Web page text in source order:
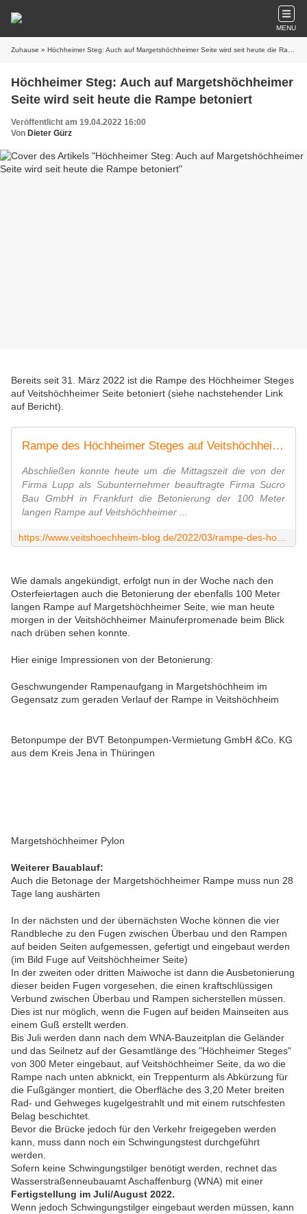
MENU
Zuhause » Höchheimer Steg: Auch auf Margetshöchheimer Seite wird seit heute die Rampe betoniert
Höchheimer Steg: Auch auf Margetshöchheimer
Seite wird seit heute die Rampe betoniert
Veröffentlicht am 19.04.2022 16:00
Von Dieter Gürz
Bereits seit 31. März 2022 ist die Rampe des Höchheimer Steges
auf Veitshöchheimer Seite betoniert (siehe nachstehender Link
auf Bericht).
Rampe des Höchheimer Steges auf Veitshöchheimer Seite betoniert - Verkehrsfreigabe im Juli/August 2022 geplant, wenn es gut läuft - Veitshöchheim News
Abschließen konnte heute um die Mittagszeit die von der
Firma Lupp als Subunternehmer beauftragte Firma Sucro
Bau GmbH in Frankfurt die Betonierung der 100 Meter
langen Rampe auf Veitshöchheimer ...
Wie damals angekündigt, erfolgt nun in der Woche nach den
Osterfeiertagen auch die Betonierung der ebenfalls 100 Meter
langen Rampe auf Margetshöchheimer Seite, wie man heute
morgen in der Veitshöchheimer Mainuferpromenade beim Blick
nach drüben sehen konnte.
Hier einige Impressionen von der Betonierung:
Geschwungender Rampenaufgang in Margetshöchheim im
Gegensatz zum geraden Verlauf der Rampe in Veitshöchheim
Betonpumpe der BVT Betonpumpen-Vermietung GmbH &Co. KG
aus dem Kreis Jena in Thüringen
Margetshöchheimer Pylon
Weiterer Bauablauf:
Auch die Betonage der Margetshöchheimer Rampe muss nun 28
Tage lang aushärten
In der nächsten und der übernächsten Woche können die vier
Randbleche zu den Fugen zwischen Überbau und den Rampen
auf beiden Seiten aufgemessen, gefertigt und eingebaut werden
(im Bild Fuge auf Veitshöchheimer Seite)
In der zweiten oder dritten Maiwoche ist dann die Ausbetonierung
dieser beiden Fugen vorgesehen, die einen kraftschlüssigen
Verbund zwischen Überbau und Rampen sicherstellen müssen.
Dies ist nur möglich, wenn die Fugen auf beiden Mainseiten aus
einem Guß erstellt werden.
Bis Juli werden dann nach dem WNA-Bauzeitplan die Geländer
und das Seilnetz auf der Gesamtlänge des "Höchheimer Steges"
von 300 Meter eingebaut, auf Veitshöchheimer Seite, da wo die
Rampe nach unten abknickt, ein Treppenturm als Abkürzung für
die Fußgänger montiert, die Oberfläche des 3,20 Meter breiten
Rad- und Gehweges kugelgestrahlt und mit einem rutschfesten
Belag beschichtet.
Bevor die Brücke jedoch für den Verkehr freigegeben werden
kann, muss dann noch ein Schwingungstest durchgeführt
werden.
Sofern keine Schwingungstilger benötigt werden, rechnet das
Wasserstraßenneubauamt Aschaffenburg (WNA) mit einer
Fertigstellung im Juli/August 2022.
Wenn jedoch Schwingungstilger eingebaut werden müssen, kann